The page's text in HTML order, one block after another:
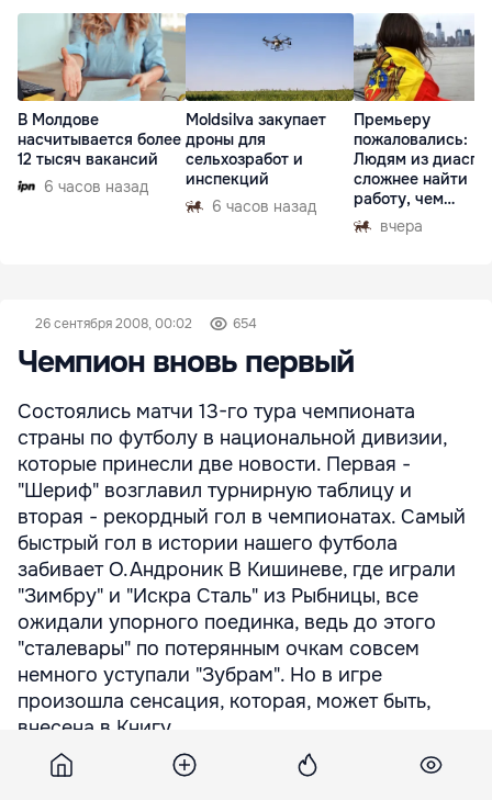
В Молдове
насчитывается более
12 тысяч вакансий
6 часов назад
Moldsilva закупает
дроны для
сельхозработ и
инспекций
6 часов назад
Премьеру
пожаловались:
Людям из
сложнее найти
работу, чем
гастарбайтерам
вчера
26 сентября 2008, 00:02 654
Чемпион вновь первый
Состоялись матчи 13-го тура чемпионата
страны по футболу в национальной дивизии,
которые принесли две новости. Первая -
"Шериф" возглавил турнирную таблицу и
вторая - рекордный гол в чемпионатах. Самый
быстрый гол в истории нашего футбола
забивает О.Андроник В Кишиневе, где играли
"Зимбру" и "Искра Сталь" из Рыбницы, все
ожидали упорного поединка, ведь до этого
"сталевары" по потерянным очкам совсем
немного уступали "Зубрам". Но в игре
произошла сенсация, которая, может быть,
внесена в Книгу ...